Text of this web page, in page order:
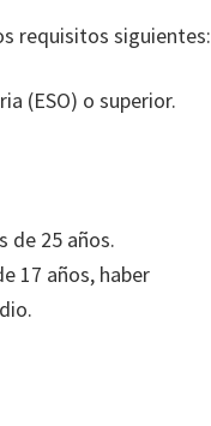
requisitos siguientes:
(ESO) o superior.
de 25 años.
17 años, haber